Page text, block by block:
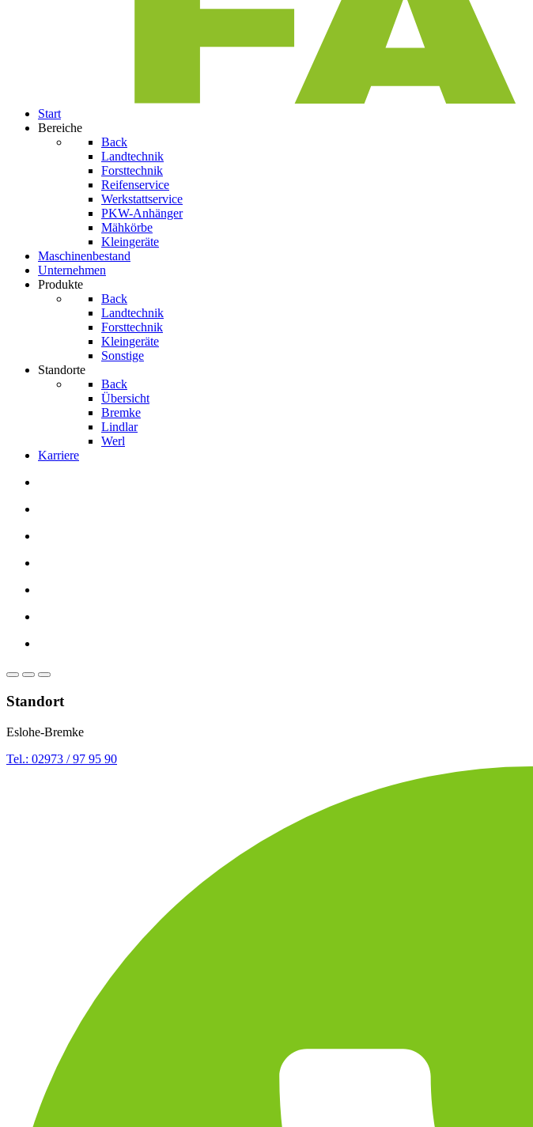
Start
Bereiche
Back
Landtechnik
Forsttechnik
Reifenservice
Werkstattservice
PKW-Anhänger
Mähkörbe
Kleingeräte
Maschinenbestand
Unternehmen
Produkte
Back
Landtechnik
Forsttechnik
Kleingeräte
Sonstige
Standorte
Back
Übersicht
Bremke
Lindlar
Werl
Karriere
Standort
Eslohe-Bremke
Tel.: 02973 / 97 95 90